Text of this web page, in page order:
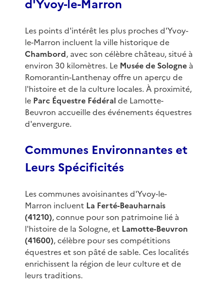
d'Yvoy-le-Marron
Les points d'intérêt les plus proches d'Yvoy-
le-Marron incluent la ville historique de
Chambord, avec son célèbre château, situé à
environ 30 kilomètres. Le Musée de Sologneà
Romorantin-Lanthenay offre un aperçu de
l'histoire et de la culture locales. À proximité,
le Parc Équestre Fédéralde Lamotte-
Beuvron accueille des événements équestres
d'envergure.
Communes Environnantes et
Leurs Spécificités
Les communes avoisinantes d'Yvoy-le-
Marron incluent La Ferté-Beauharnais
(41210), connue pour son patrimoine lié à
l'histoire de la Sologne, et Lamotte-Beuvron
(41600), célèbre pour ses compétitions
équestres et son pâté de sable. Ces localités
enrichissent la région de leur culture et de
leurs traditions.